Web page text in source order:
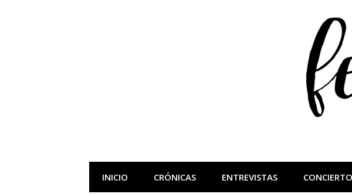
INICIO CRÓNICAS ENTREVISTAS